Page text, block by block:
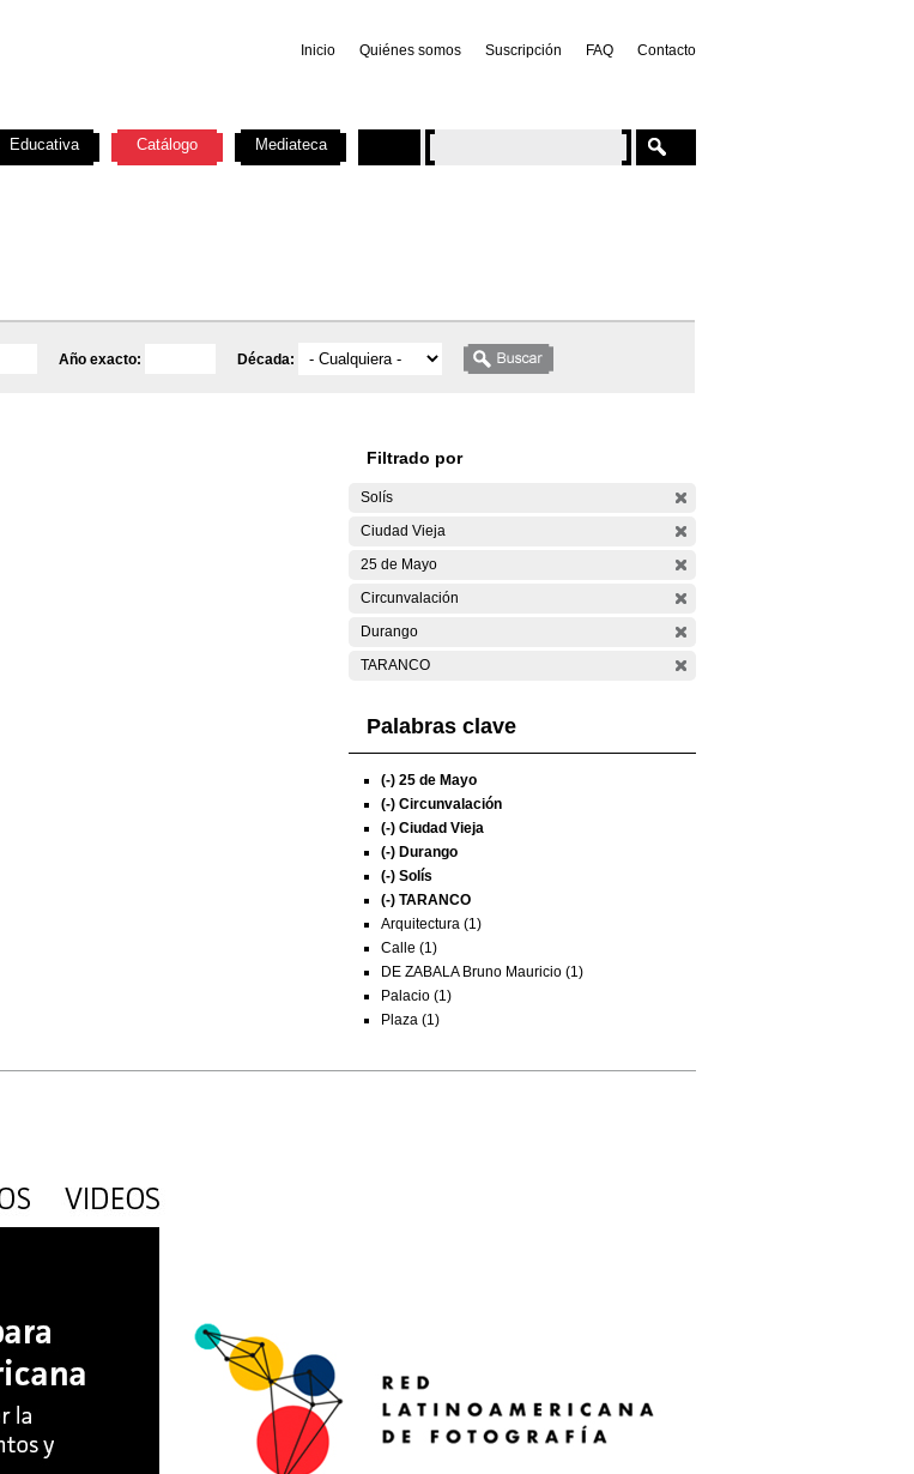
Inicio Quiénes somos Suscripción FAQ Contacto
Año exacto: Década:
Filtrado por
Solís
Ciudad Vieja
25 de Mayo
Circunvalación
Durango
TARANCO
Palabras clave
(-) 25 de Mayo
(-) Circunvalación
(-) Ciudad Vieja
(-) Durango
(-) Solís
(-) TARANCO
Arquitectura (1)
Calle (1)
DE ZABALA Bruno Mauricio (1)
Palacio (1)
Plaza (1)
Educativa Catálogo Mediateca